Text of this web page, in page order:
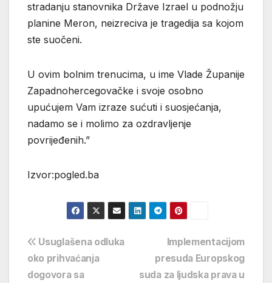
stradanju stanovnika Države Izrael u podnožju
planine Meron, neizreciva je tragedija sa kojom
ste suočeni.
U ovim bolnim trenucima, u ime Vlade Županije
Zapadnohercegovačke i svoje osobno
upućujem Vam izraze sućuti i suosjećanja,
nadamo se i molimo za ozdravljenje
povrijeđenih.”
Izvor:pogled.ba
Navigacija
objava
Implementacijom
presuda Europskog
suda za ljudska prava u
Usuglašena odluka
oko prihvaćanja
dogovora sa